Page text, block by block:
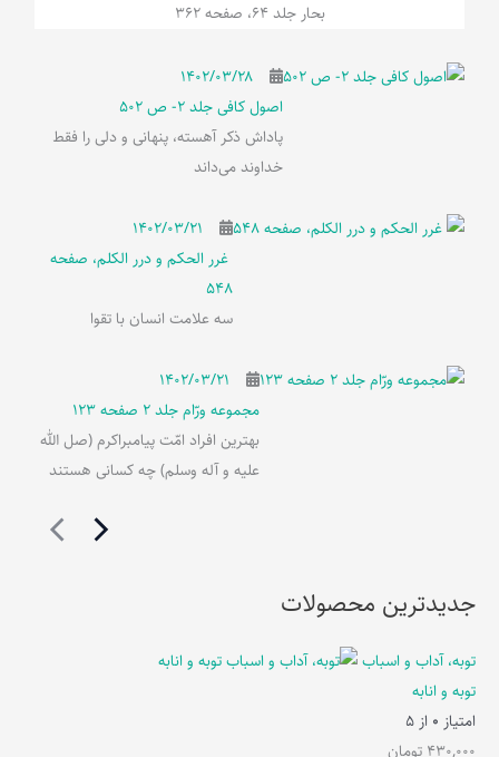
بحار جلد 64، صفحه 362
۱۴۰۲/۰۳/۲۸
اصول کافی جلد 2- ص 502
پاداش ذکر آهسته، پنهانی و دلی را فقط
خداوند می‌داند
۱۴۰۲/۰۳/۲۱
غرر الحکم و درر الکلم، صفحه
548
سه علامت انسان با تقوا
۱۴۰۲/۰۳/۲۱
مجموعه ورّام جلد 2 صفحه 123
بهترین افراد امّت پیامبراکرم (صل الله
علیه و آله وسلم) چه کسانی هستند
جدیدترین محصولات
توبه، آداب و اسباب
توبه و انابه
امتیاز 0 از 5
430,000 تومان